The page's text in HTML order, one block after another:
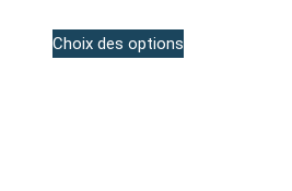
prix :
Choix des options